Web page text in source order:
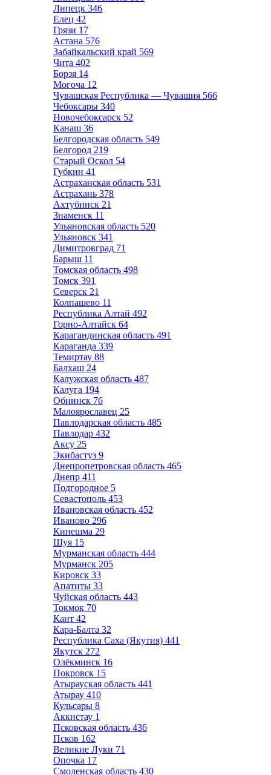
Липецк 346
Елец 42
Грязи 17
Астана 576
Забайкальский край 569
Чита 402
Борзя 14
Могоча 12
Чувашская Республика — Чувашия 566
Чебоксары 340
Новочебоксарск 52
Канаш 36
Белгородская область 549
Белгород 219
Старый Оскол 54
Губкин 41
Астраханская область 531
Астрахань 378
Ахтубинск 21
Знаменск 11
Ульяновская область 520
Ульяновск 341
Димитровград 71
Барыш 11
Томская область 498
Томск 391
Северск 21
Колпашево 11
Республика Алтай 492
Горно-Алтайск 64
Карагандинская область 491
Караганда 339
Темиртау 88
Балхаш 24
Калужская область 487
Калуга 194
Обнинск 76
Малоярославец 25
Павлодарская область 485
Павлодар 432
Аксу 25
Экибастуз 9
Днепропетровская область 465
Днепр 411
Подгородное 5
Севастополь 453
Ивановская область 452
Иваново 296
Кинешма 29
Шуя 15
Мурманская область 444
Мурманск 205
Кировск 33
Апатиты 33
Чуйская область 443
Токмок 70
Кант 42
Кара-Балта 32
Республика Саха (Якутия) 441
Якутск 272
Олёкминск 16
Покровск 15
Атырауская область 441
Атырау 410
Кульсары 8
Аккистау 1
Псковская область 436
Псков 162
Великие Луки 71
Опочка 17
Смоленская область 430